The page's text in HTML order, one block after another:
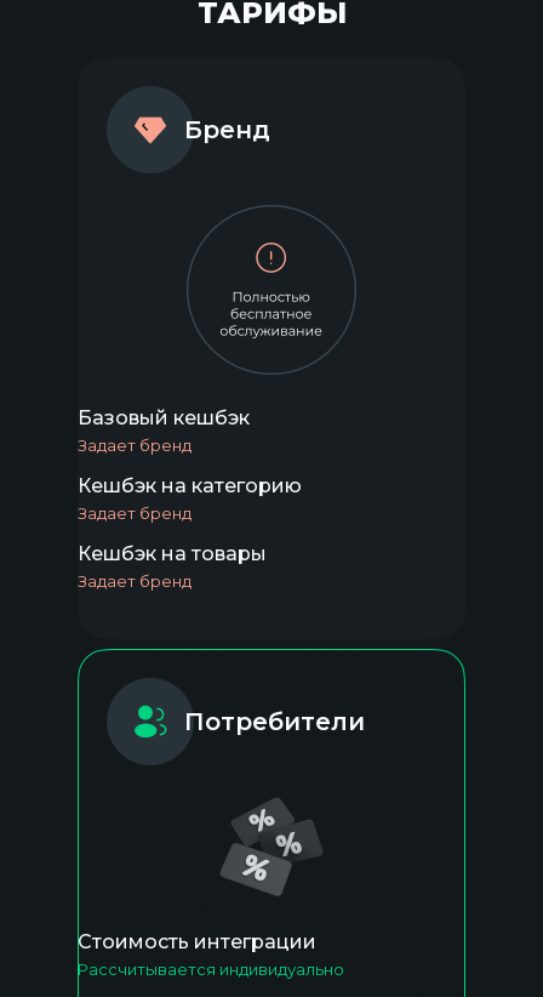
ТАРИФЫ
Бренд
Базовый кешбэк
Задает бренд
Кешбэк на категорию
Задает бренд
Кешбэк на товары
Задает бренд
Потребители
Стоимость интеграции
Рассчитывается индивидуально